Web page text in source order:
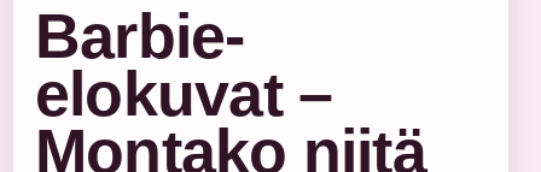
Barbie-
elokuvat –
Montako niitä